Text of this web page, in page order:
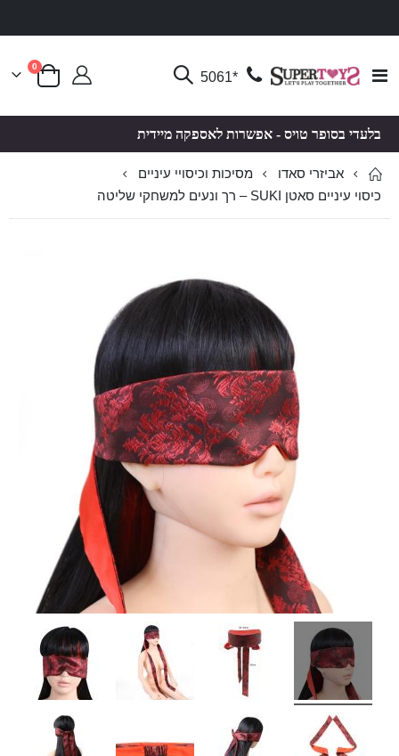
Toggle
*5061 סל קניות
0פריטים
בלעדי בסופר טויס - אפשרות לאספקה מיידית
אביזרי סאדו
מסיכות וכיסויי עיניים
כיסוי עיניים סאטן SUKI – רך ונעים למשחקי שליטה